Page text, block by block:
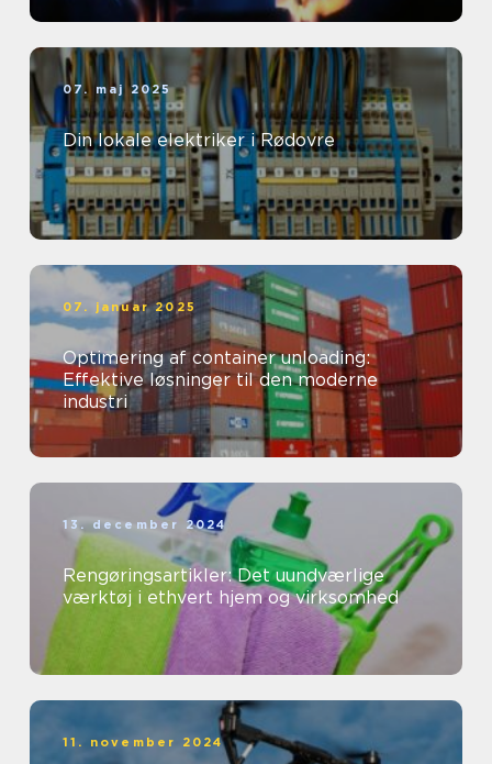
07. maj 2025
Din lokale elektriker i Rødovre
07. januar 2025
Optimering af container unloading:
Effektive løsninger til den moderne
industri
13. december 2024
Rengøringsartikler: Det uundværlige
værktøj i ethvert hjem og virksomhed
11. november 2024